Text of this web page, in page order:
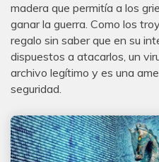
madera que permitía a los
ganar la guerra. Como los
regalo sin saber que en su
dispuestos a atacarlos, un
archivo legítimo y es una
seguridad.